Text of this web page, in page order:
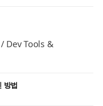
Dev Tools &
방법